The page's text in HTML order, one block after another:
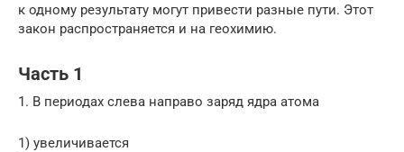
к одному результату могут привести разные пути. Этот
закон распространяется и на геохимию.
Часть 1
1. В периодах слева направо заряд ядра атома
1) увеличивается